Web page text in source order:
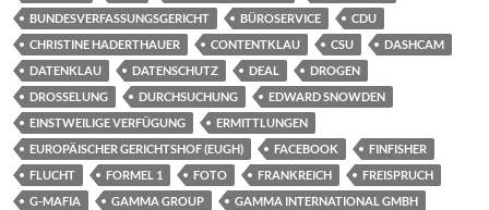
BUNDESVERFASSUNGSGERICHT BÜROSERVICE
CDU
CHRISTINE HADERTHAUER
CONTENTKLAU CSU
DASHCAM
DATENKLAU
DATENSCHUTZ DEAL
DROGEN
DROSSELUNG
DURCHSUCHUNG
EDWARD SNOWDEN
EINSTWEILIGE VERFÜGUNG
ERMITTLUNGEN
EUROPÄISCHER GERICHTSHOF (EUGH)
FACEBOOK
FINFISHER
FLUCHT
FORMEL 1 FOTO FRANKREICH
FREISPRUCH
G-MAFIA
GAMMA GROUP
GAMMA INTERNATIONAL GMBH